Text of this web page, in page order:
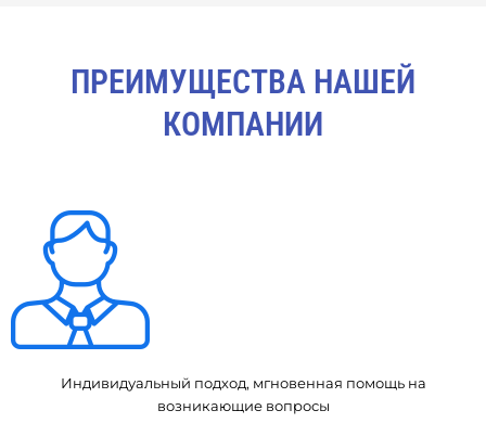
ПРЕИМУЩЕСТВА НАШЕЙ
КОМПАНИИ
Индивидуальный подход, мгновенная помощь на
возникающие вопросы